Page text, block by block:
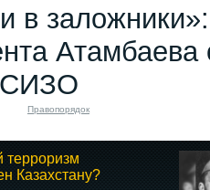
в
СИЗО
Правопорядок
терроризм
Казахстану?